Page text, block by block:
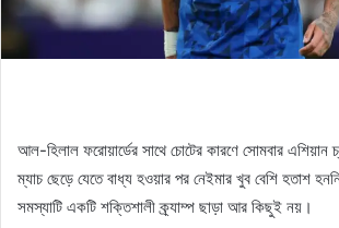
আল-হিলাল ফরোয়ার্ডের সাথে চোটের কারণে সোমবার এশিয়ান
ম্যাচ ছেড়ে যেতে বাধ্য হওয়ার পর নেইমার খুব বেশি হতাশ
সমস্যাটি একটি শক্তিশালী ক্র্যাম্প ছাড়া আর কিছুই নয়।